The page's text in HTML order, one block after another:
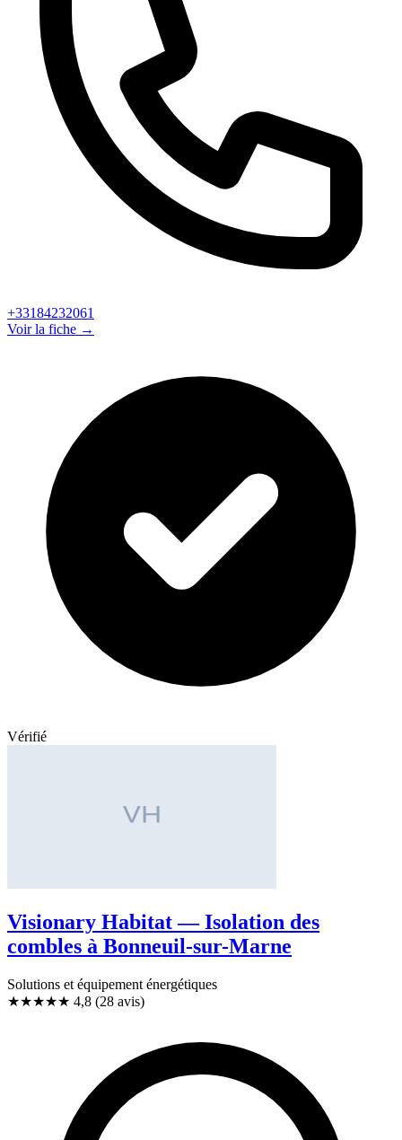
+33184232061
Voir la fiche →
Vérifié
Visionary Habitat — Isolation des
combles à Bonneuil-sur-Marne
Solutions et équipement énergétiques
★★★★★ 4,8 (28 avis)